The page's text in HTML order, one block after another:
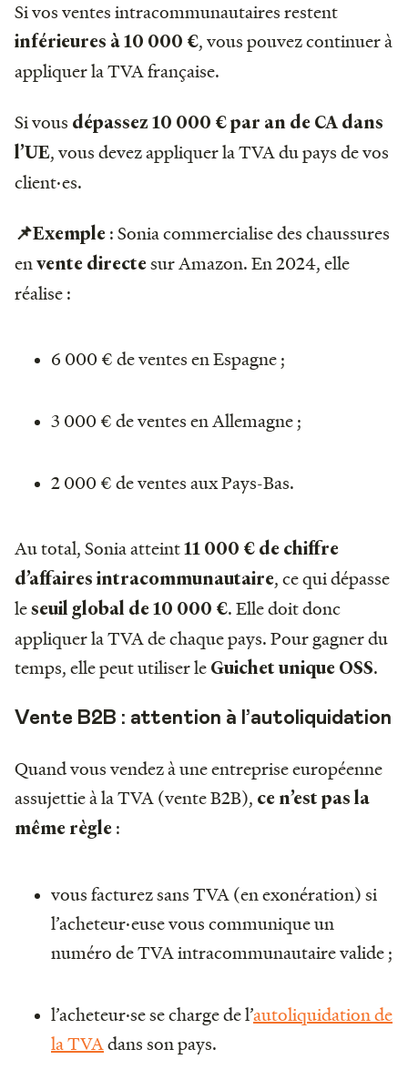
Si vos ventes intracommunautaires restent
inférieures à 10 000 €, vous pouvez continuer à
appliquer la TVA française.
Si vous dépassez 10 000 € par an de CA dans
l’UE, vous devez appliquer la TVA du pays de vos
client·es.
📌Exemple : Sonia commercialise des chaussures
envente directesur Amazon. En 2024, elle
réalise :
6 000 € de ventes en Espagne ;
3 000 € de ventes en Allemagne ;
2 000 € de ventes aux Pays-Bas.
Au total, Sonia atteint11 000 € de chiffre
d’affaires intracommunautaire, ce qui dépasse
leseuil global de 10 000 €. Elle doit donc
appliquer la TVA de chaque pays. Pour gagner du
temps, elle peut utiliser le Guichet unique OSS.
Vente B2B : attention à l’autoliquidation
Quand vous vendez à une entreprise européenne
assujettie à la TVA (vente B2B), ce n’est pas la
même règle :
vous facturez sans TVA (en exonération) si
l’acheteur·euse vous communique un
numéro de TVA intracommunautaire valide ;
l’acheteur·se se charge de l’autoliquidation de
la TVAdans son pays.